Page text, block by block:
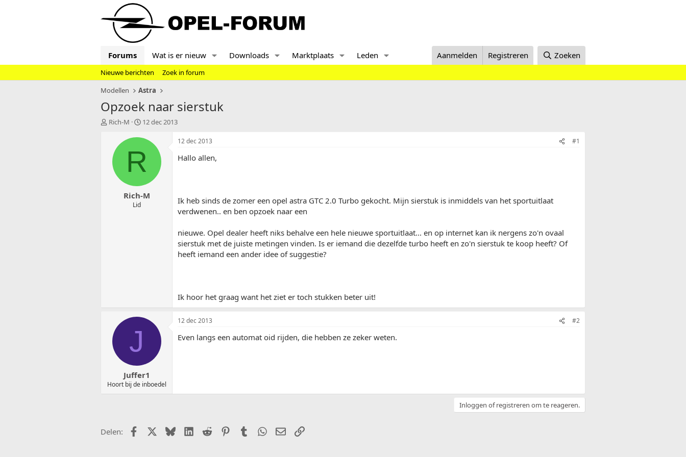
Forums Wat is er nieuw Downloads Marktplaats Leden Aanmelden Registreren Zoeken
Nieuwe berichten
Zoek in forum
Modellen
Astra
Opzoek naar sierstuk
T
Rich-M
S
a
t
d
t
u
12 dec 2013
R
Rich-M
Lid
12 dec 2013 #1
Hallo allen,
Ik heb sinds de zomer een opel astra GTC 2.0 Turbo gekocht. Mijn sierstuk is inmiddels van het sportuitlaat
verdwenen.. en ben opzoek naar een
nieuwe. Opel dealer heeft niks behalve een hele nieuwe sportuitlaat... en op internet kan ik nergens zo'n ovaal
sierstuk met de juiste metingen vinden. Is er iemand die dezelfde turbo heeft en zo'n sierstuk te koop heeft? Of
heeft iemand een ander idee of suggestie?
Ik hoor het graag want het ziet er toch stukken beter uit!
J
Juffer1
Hoort bij de inboedel
12 dec 2013 #2
Even langs een automat oid rijden, die hebben ze zeker weten.
Inloggen of registreren om te reageren.
Delen: FacebookX (Twitter)
BlueskyLinkedIn
Reddit PinterestTumblr WhatsApp
E-mailLink